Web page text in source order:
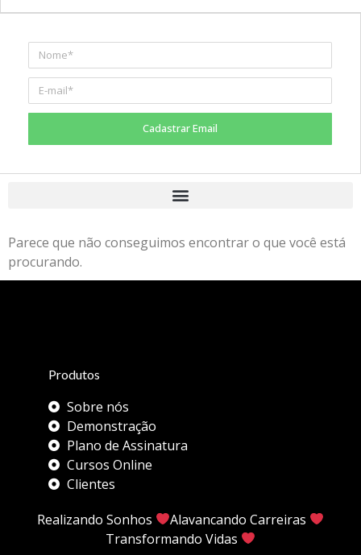
Cadastrar Email
Parece que não conseguimos encontrar o que você está
procurando.
Produtos
Sobre nós
Demonstração
Plano de Assinatura
Cursos Online
Clientes
Realizando Sonhos
Alavancando Carreiras
Transformando Vidas